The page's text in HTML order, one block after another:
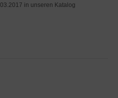
in unseren Katalog